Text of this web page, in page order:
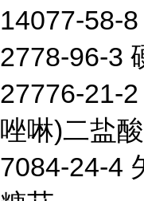
14077-58-
2778-96-3
27776-21-
唑啉)二盐
7084-24-4